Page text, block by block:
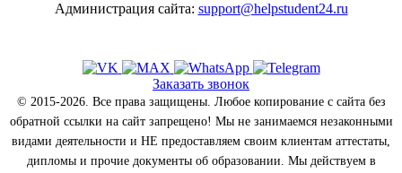
Администрация сайта: support@helpstudent24.ru
Заказать звонок
© 2015-2026. Все права защищены. Любое копирование с сайта без
обратной ссылки на сайт запрещено! Мы не занимаемся незаконными
видами деятельности и НЕ предоставляем своим клиентам аттестаты,
дипломы и прочие документы об образовании. Мы действуем в